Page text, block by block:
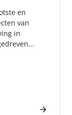
en
van
in